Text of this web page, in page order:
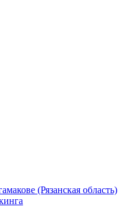
(Рязанская область)